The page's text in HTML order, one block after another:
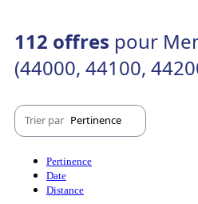
112 offres pour
(44000, 44100,
Trier par Pertinence
Pertinence
Date
Distance